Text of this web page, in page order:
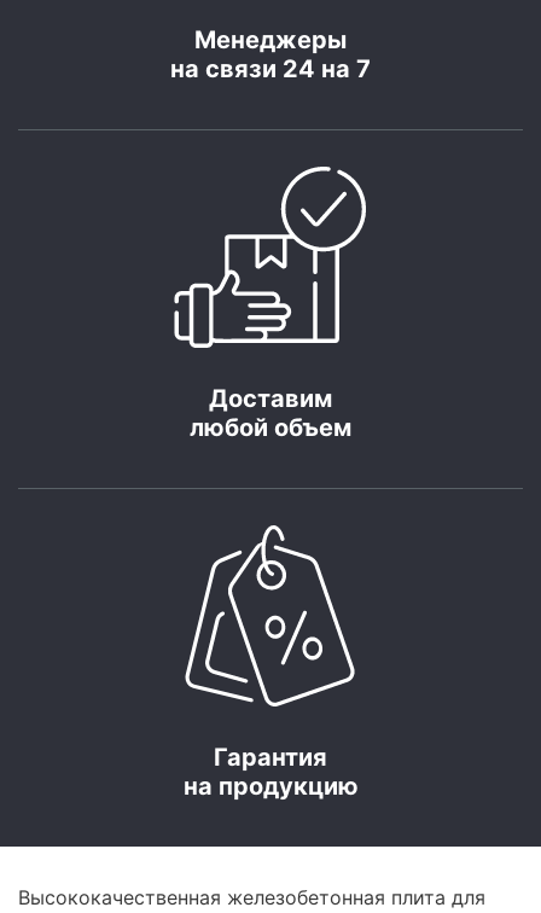
Менеджеры
на связи 24 на 7
Доставим
любой объем
Гарантия
на продукцию
Высококачественная железобетонная плита для